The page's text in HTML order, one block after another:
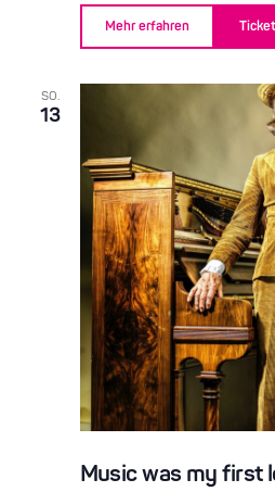
Mehr erfahren
SO.
13
Music was my first